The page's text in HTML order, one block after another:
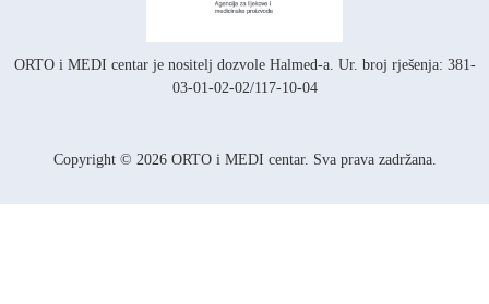
Copyright © 2026 ORTO i MEDI centar. Sva prava zadržana.
ORTO i MEDI centar je nositelj dozvole Halmed-a. Ur. broj rješenja: 381-
03-01-02-02/117-10-04